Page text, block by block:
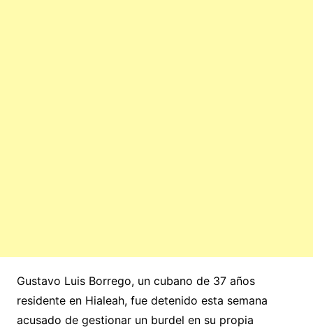
Gustavo Luis Borrego, un cubano de 37 años
residente en Hialeah, fue detenido esta semana
acusado de gestionar un burdel en su propia